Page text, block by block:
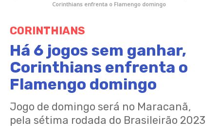
Corinthians enfrenta o Flamengo domingo
CORINTHIANS
Há 6 jogos sem ganhar,
Corinthians enfrenta o
Flamengo domingo
Jogo de domingo será no Maracanã,
pela sétima rodada do Brasileirão 2023